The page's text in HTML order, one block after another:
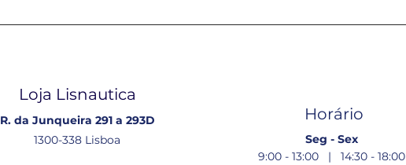
Loja Lisnautica
R. da Junqueira 291 a 293D
1300-338 Lisboa
Horário
Seg - Sex
9:00 - 13:00 | 14:30 - 18:00